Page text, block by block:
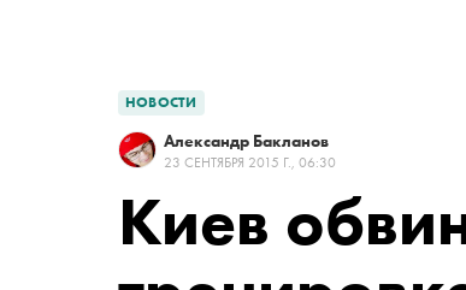
НОВОСТИ
Александр Бакланов
23 СЕНТЯБРЯ 2015 Г., 06:30
Киев